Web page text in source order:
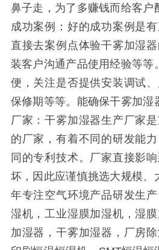
鼻子走，为了多赚钱而给客户
成功案例：好的成功案例是
直接去案例点体验干雾加湿
装客户沟通产品使用经验等等
便，关注是否提供安装调试
保修期等等。能确保干雾加湿
厂家：干雾加湿器生产厂家
的厂家，有着不同的研发能
同的专利技术。厂家直接影
坏，因此应谨慎挑选大规模、
年专注空气环境产品研发生
湿机，工业湿膜加湿机，湿
加湿器，干雾加湿器，厂房